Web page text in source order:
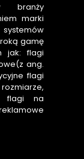
branży
marki
gamę
jak: flagi
ang.
flagi
flagi na